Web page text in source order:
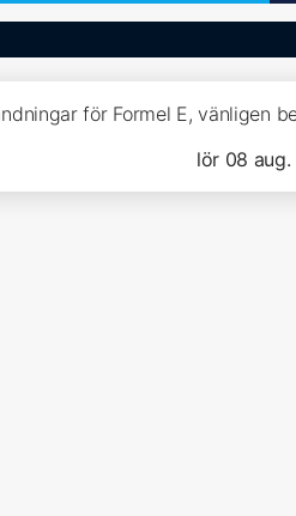
för Formel E, vänligen
lör 08